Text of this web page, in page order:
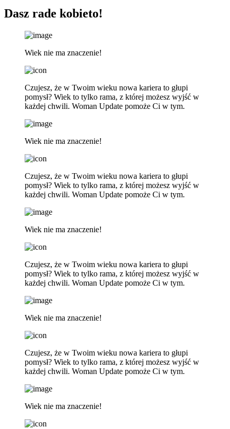
Dasz rade kobieto!
Wiek nie ma znaczenie!
Czujesz, że w Twoim wieku nowa kariera to głupi
pomysł? Wiek to tylko rama, z której możesz wyjść w
każdej chwili. Woman Update pomoże Ci w tym.
Wiek nie ma znaczenie!
Czujesz, że w Twoim wieku nowa kariera to głupi
pomysł? Wiek to tylko rama, z której możesz wyjść w
każdej chwili. Woman Update pomoże Ci w tym.
Wiek nie ma znaczenie!
Czujesz, że w Twoim wieku nowa kariera to głupi
pomysł? Wiek to tylko rama, z której możesz wyjść w
każdej chwili. Woman Update pomoże Ci w tym.
Wiek nie ma znaczenie!
Czujesz, że w Twoim wieku nowa kariera to głupi
pomysł? Wiek to tylko rama, z której możesz wyjść w
każdej chwili. Woman Update pomoże Ci w tym.
Wiek nie ma znaczenie!